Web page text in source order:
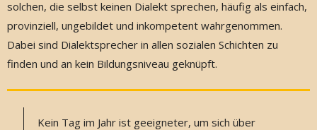
solchen, die selbst keinen Dialekt sprechen, häufig als einfach,
provinziell, ungebildet und inkompetent wahrgenommen.
Dabei sind Dialektsprecher in allen sozialen Schichten zu
finden und an kein Bildungsniveau geknüpft.
Kein Tag im Jahr ist geeigneter, um sich über